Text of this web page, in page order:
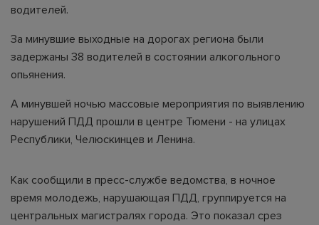
водителей.
За минувшие выходные на дорогах региона были
задержаны 38 водителей в состоянии алкогольного
опьянения.
А минувшей ночью массовые мероприятия по выявлению
нарушений ПДД прошли в центре Тюмени - на улицах
Республики, Челюскинцев и Ленина.
Как сообщили в пресс-службе ведомства, в ночное
время молодежь, нарушающая ПДД, группируется на
центральных магистралях города. Это показал срез